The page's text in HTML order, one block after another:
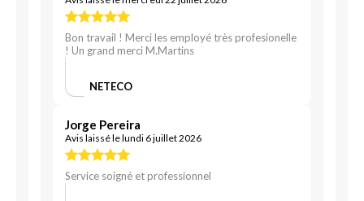
Bon travail ! Merci les employé très profesionelle
! Un grand merci M.Martins
NETECO
Jorge Pereira
Avis laissé le lundi 6 juillet 2026
Service soigné et professionnel